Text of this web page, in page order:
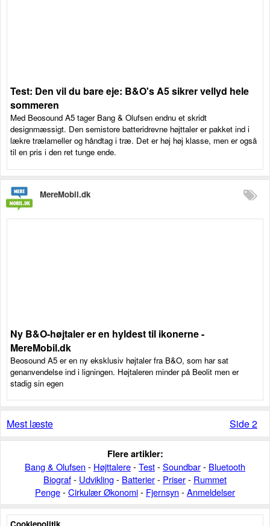
Test: Den vil du bare eje: B&O's A5 sikrer vellyd hele
sommeren
Med Beosound A5 tager Bang & Olufsen endnu et skridt
designmæssigt. Den semistore batteridrevne højttaler er pakket ind i
lækre trælameller og håndtag i træ. Det er høj høj klasse, men er også
til en pris i den ret tunge ende.
MereMobil.dk
Ny B&O-højtaler er en hyldest til ikonerne -
MereMobil.dk
Beosound A5 er en ny eksklusiv højtaler fra B&O, som har sat
genanvendelse ind i ligningen. Højtaleren minder på Beolit men er
stadig sin egen
Side 2
Mest læste
Flere artikler:
Bang & Olufsen- Højttalere-Test-Soundbar- Bluetooth
Biograf- Udvikling- Batterier- Priser- Rummet
Penge-Cirkulær Økonomi- Fjernsyn-Anmeldelser